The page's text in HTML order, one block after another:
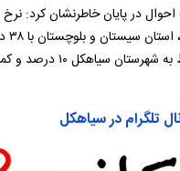
درصد و کمترین نرخ مربوط به شهرستان تالش ۴.۹ درصد است.
تلگرام در سیاهکل